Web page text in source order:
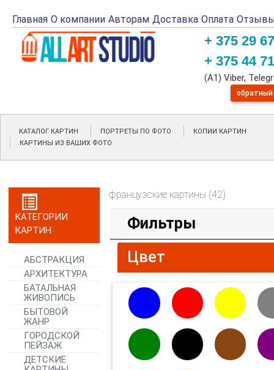
Главная О компании Авторам Доставка Оплата
+ 375 29
+ 375 44
(A1) Viber,
обратный
КАТАЛОГ КАРТИН ПОРТРЕТЫ ПО ФОТО
КОПИИ КАРТИН
КАРТИНЫ ИЗ ВАШИХ ФОТО
КАТЕГОРИИ
КАРТИН
АБСТРАКЦИЯ
АРХИТЕКТУРА
БАТАЛЬНАЯ
ЖИВОПИСЬ
БЫТОВОЙ
ЖАНР
ГОРОДСКОЙ
ПЕЙЗАЖ
ДЕТСКИЕ
французские картины (42)
Фильтры
Цвет